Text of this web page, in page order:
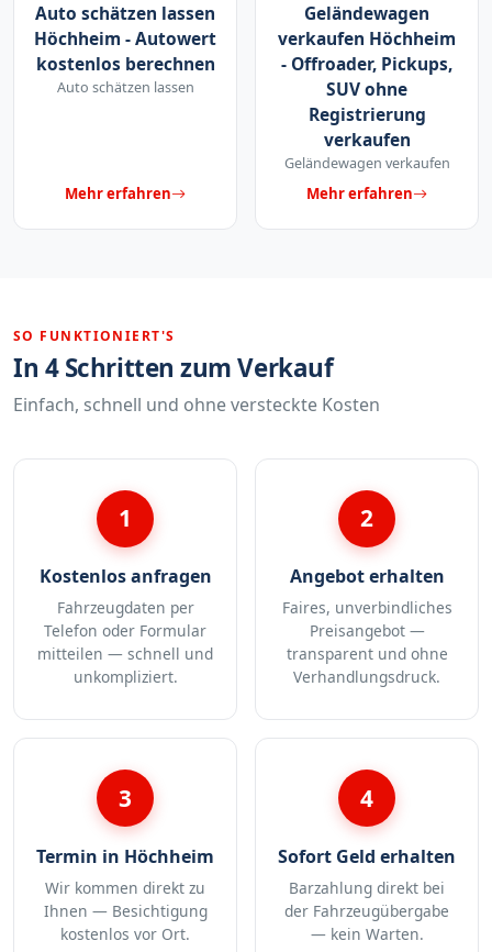
Auto schätzen lassen
Höchheim - Autowert
kostenlos berechnen
Auto schätzen lassen
Mehr erfahren
Geländewagen
verkaufen Höchheim
- Offroader, Pickups,
SUV ohne
Registrierung
verkaufen
Geländewagen verkaufen
Mehr erfahren
SO FUNKTIONIERT'S
In 4 Schritten zum Verkauf
Einfach, schnell und ohne versteckte Kosten
1
Kostenlos anfragen
Fahrzeugdaten per
Telefon oder Formular
mitteilen — schnell und
unkompliziert.
2
Angebot erhalten
Faires, unverbindliches
Preisangebot —
transparent und ohne
Verhandlungsdruck.
3
Termin in Höchheim
Wir kommen direkt zu
Ihnen — Besichtigung
kostenlos vor Ort.
4
Sofort Geld erhalten
Barzahlung direkt bei
der Fahrzeugübergabe
— kein Warten.